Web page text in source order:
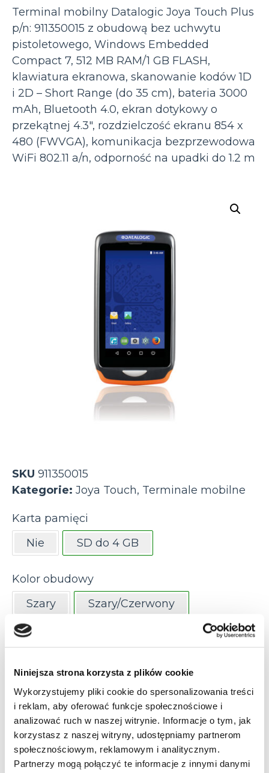
Niniejsza strona korzysta z plików cookie
Wykorzystujemy pliki cookie do spersonalizowania treści
i reklam, aby oferować funkcje społecznościowe i
analizować ruch w naszej witrynie. Informacje o tym, jak
korzystasz z naszej witryny, udostępniamy partnerom
społecznościowym, reklamowym i analitycznym.
Partnerzy mogą połączyć te informacje z innymi danymi
Terminal mobilny Datalogic Joya Touch Plus
p/n: 911350015 z obudową bez uchwytu
pistoletowego, Windows Embedded
Compact 7, 512 MB RAM/1 GB FLASH,
klawiatura ekranowa, skanowanie kodów 1D
i 2D – Short Range (do 35 cm), bateria 3000
mAh, Bluetooth 4.0, ekran dotykowy o
przekątnej 4.3″, rozdzielczość ekranu 854 x
480 (FWVGA), komunikacja bezprzewodowa
WiFi 802.11 a/n, odporność na upadki do 1.2 m
SKU 911350015
Kategorie: Joya Touch, Terminale mobilne
Karta pamięci
Nie
SD do 4 GB
Kolor obudowy
Szary
Szary/Czerwony
Szary/Niebieski
Ładowanie
Indukcyjne / bezstykowe
Stykowe
Uchwyt pistoletowy
Nie
Tak